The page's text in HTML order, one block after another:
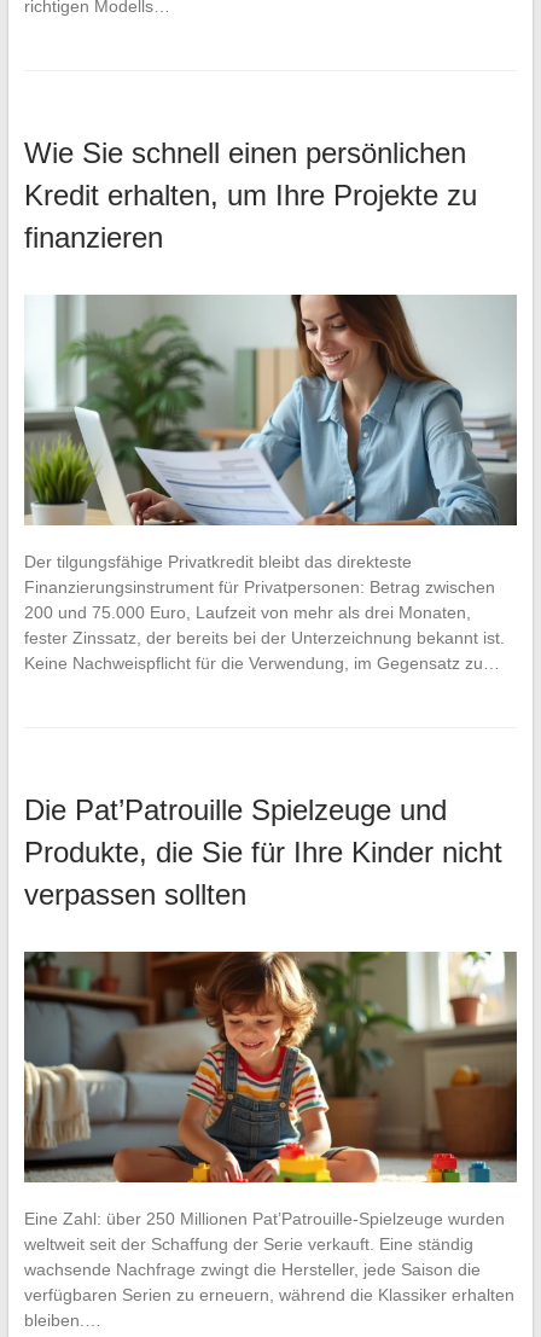
richtigen Modells…
Wie Sie schnell einen persönlichen
Kredit erhalten, um Ihre Projekte zu
finanzieren
Der tilgungsfähige Privatkredit bleibt das direkteste
Finanzierungsinstrument für Privatpersonen: Betrag zwischen
200 und 75.000 Euro, Laufzeit von mehr als drei Monaten,
fester Zinssatz, der bereits bei der Unterzeichnung bekannt ist.
Keine Nachweispflicht für die Verwendung, im Gegensatz zu…
Die Pat’Patrouille Spielzeuge und
Produkte, die Sie für Ihre Kinder nicht
verpassen sollten
Eine Zahl: über 250 Millionen Pat’Patrouille-Spielzeuge wurden
weltweit seit der Schaffung der Serie verkauft. Eine ständig
wachsende Nachfrage zwingt die Hersteller, jede Saison die
verfügbaren Serien zu erneuern, während die Klassiker erhalten
bleiben.…